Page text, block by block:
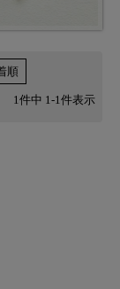
順
1 件中 1 -1 件表示